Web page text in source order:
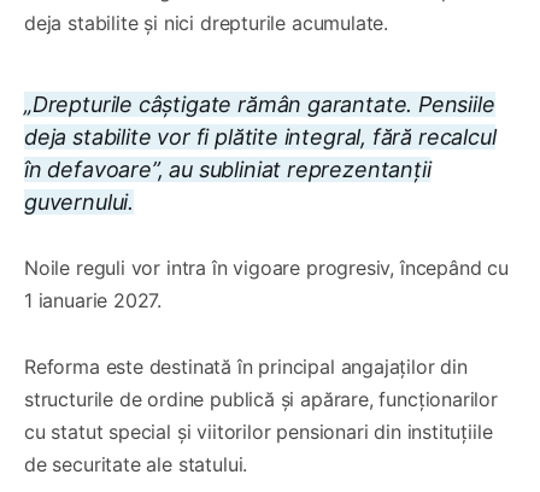
deja stabilite și nici drepturile acumulate.
„Drepturile câștigate rămân garantate. Pensiile
deja stabilite vor fi plătite integral, fără recalcul
în defavoare”, au subliniat reprezentanții
guvernului.
Noile reguli vor intra în vigoare progresiv, începând cu
1 ianuarie 2027.
Reforma este destinată în principal angajaților din
structurile de ordine publică și apărare, funcționarilor
cu statut special și viitorilor pensionari din instituțiile
de securitate ale statului.